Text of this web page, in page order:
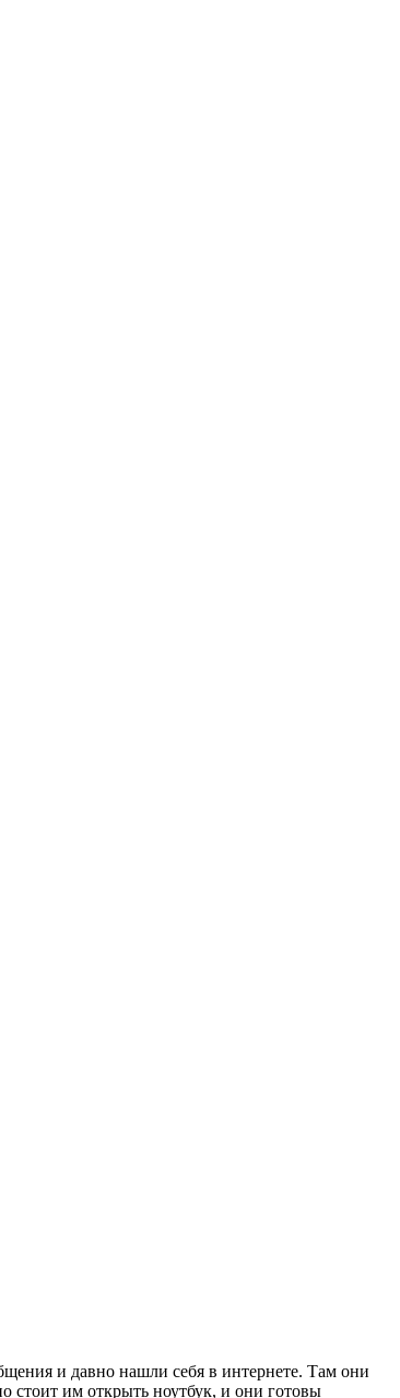
и давно нашли себя в интернете. Там они
стоит им открыть ноутбук, и они готовы